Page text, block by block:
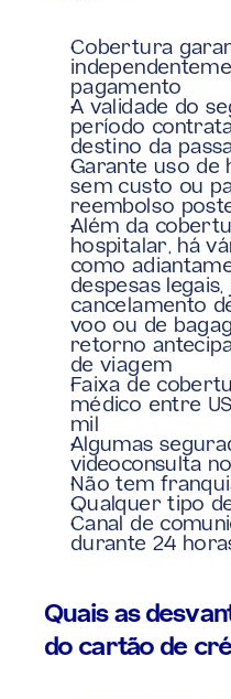
Cobertura
pagamento
A validade do
período
destino da
Garante uso de
sem custo ou
reembolso
Além da
hospitalar, há
como
despesas legais,
cancelamento
voo ou de
retorno
de viagem
Faixa de
médico entre
mil
Algumas
videoconsulta
Não tem
Qualquer tipo
Canal de
durante 24
Quais as
do cartão de